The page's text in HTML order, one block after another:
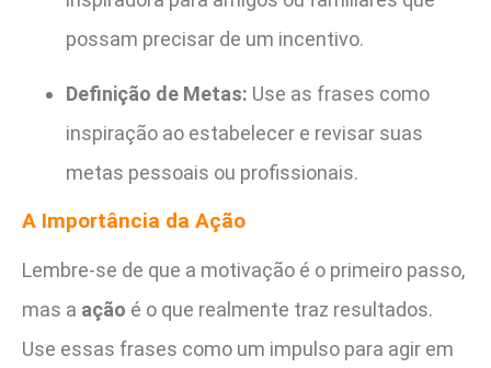
possam precisar de um incentivo.
Definição de Metas: Use as frases como
inspiração ao estabelecer e revisar suas
metas pessoais ou profissionais.
A Importância da Ação
Lembre-se de que a motivação é o primeiro passo,
mas a ação é o que realmente traz resultados.
Use essas frases como um impulso para agir em